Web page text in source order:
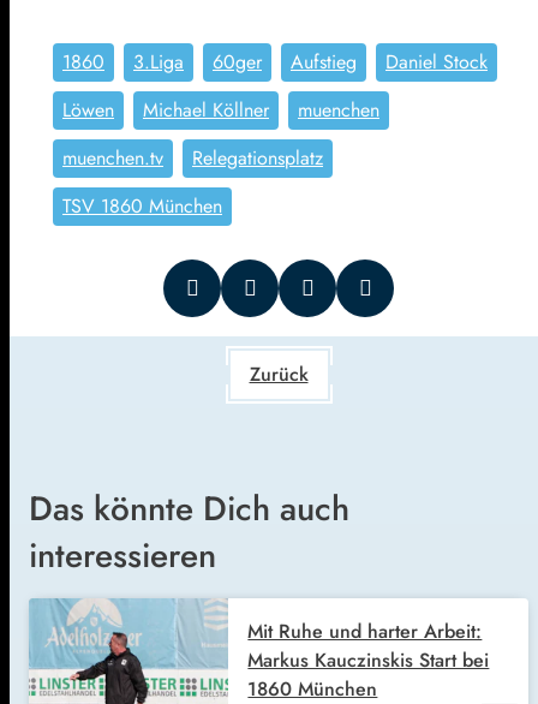
1860 3.Liga 60ger Aufstieg
Daniel Stock
Löwen
Michael Köllner
muenchen
muenchen.tv
Relegationsplatz
TSV 1860 München
Zurück
Das könnte Dich auch
interessieren
Mit Ruhe und harter Arbeit:
Markus Kauczinskis Start bei
1860 München